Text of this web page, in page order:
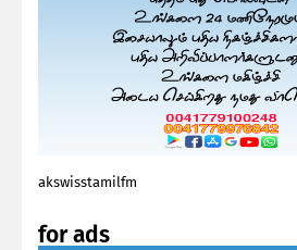
akswisstamilfm
for ads